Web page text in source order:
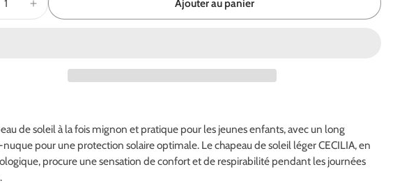
Ajouter au panier
de soleil à la fois mignon et pratique pour les jeunes enfants, avec un long
pour une protection solaire optimale. Le chapeau de soleil léger CECILIA, en
procure une sensation de confort et de respirabilité pendant les journées